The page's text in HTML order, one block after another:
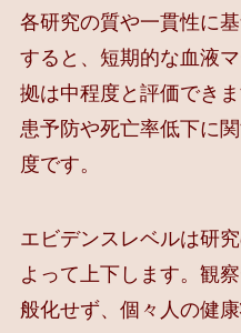
各研究の質や一貫性に
すると、短期的な血液
拠は中程度と評価でき
患予防や死亡率低下に
度です。
エビデンスレベルは研
よって上下します。観
般化せず、個々人の健